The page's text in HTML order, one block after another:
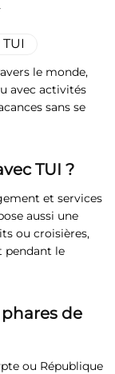
Dès
745€
par personne
Dès
715€
Dès
par personne
Flex *****
le monde,
avec activités
sans se
TUI ?
et services
aussi une
ou croisières,
pendant le
de
ou République